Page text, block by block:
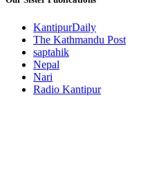
KantipurDaily
The Kathmandu Post
saptahik
Nepal
Nari
Radio Kantipur